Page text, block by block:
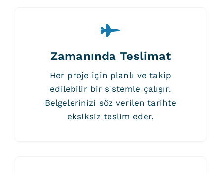
Zamanında Teslimat
Her proje için planlı ve takip
edilebilir bir sistemle çalışır.
Belgelerinizi söz verilen tarihte
eksiksiz teslim eder.